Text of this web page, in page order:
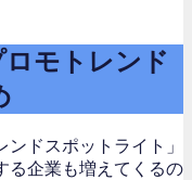
モトレンド
ドスポットライト」
る企業も増えてくるの